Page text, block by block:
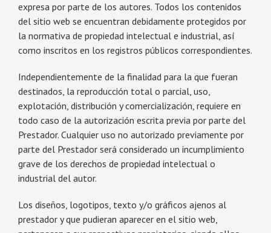
expresa por parte de los autores. Todos los contenidos
del sitio web se encuentran debidamente protegidos por
la normativa de propiedad intelectual e industrial, así
como inscritos en los registros públicos correspondientes.
Independientemente de la finalidad para la que fueran
destinados, la reproducción total o parcial, uso,
explotación, distribución y comercialización, requiere en
todo caso de la autorización escrita previa por parte del
Prestador. Cualquier uso no autorizado previamente por
parte del Prestador será considerado un incumplimiento
grave de los derechos de propiedad intelectual o
industrial del autor.
Los diseños, logotipos, texto y/o gráficos ajenos al
prestador y que pudieran aparecer en el sitio web,